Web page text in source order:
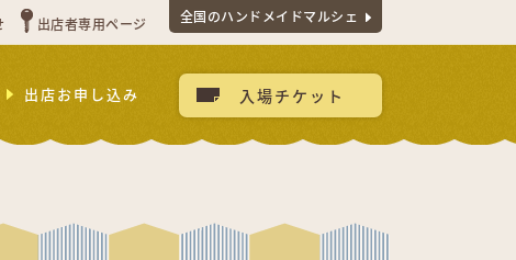
出店者専用ページ 全国のハンドメイドマルシェ
出店お申し込み 入場チケット